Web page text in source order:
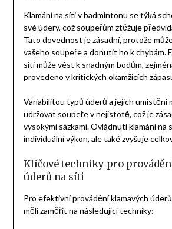
Klamání na síti v badmintonu se týká
své údery, což soupeřům ztěžuje
Tato dovednost je zásadní, protože
vašeho soupeře a donutit ho k chybám.
síti může vést k snadným bodům,
provedeno v kritických okamžicích
Variabilitou typů úderů a jejich umístění
udržovat soupeře v nejistotě, což je
vysokými sázkami. Ovládnutí klamání na
individuální výkon, ale také zvyšuje
Klíčové techniky pro
úderů na síti
Pro efektivní provádění klamavých
měli zaměřit na následující techniky: